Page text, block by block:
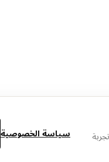
سياسة الخصوصية